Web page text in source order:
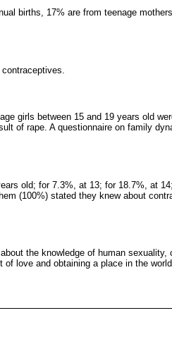
births, 17% are from teenage
girls between 15 and 19 years old
of rape. A questionnaire on family
old; for 7.3%, at 13; for 18.7%, at
(100%) stated they knew about
the knowledge of human sexuality,
love and obtaining a place in the